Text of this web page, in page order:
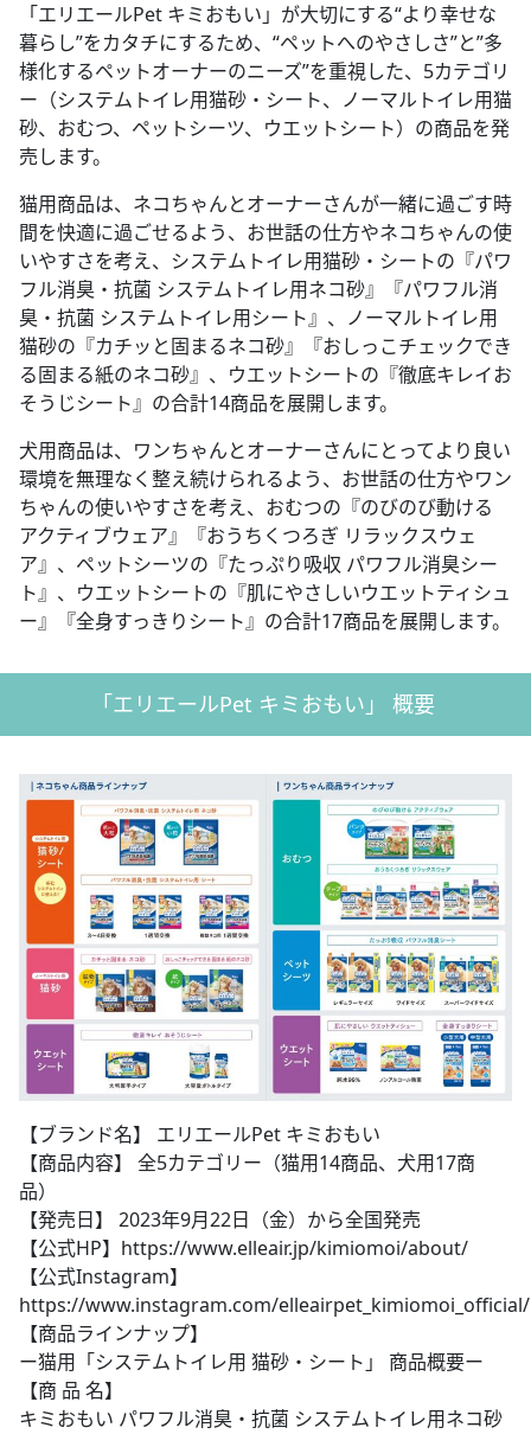
「エリエールPet キミおもい」が大切にする“より幸せな
暮らし”をカタチにするため、“ペットへのやさしさ”と”多
様化するペットオーナーのニーズ”を重視した、5カテゴリ
ー（システムトイレ用猫砂・シート、ノーマルトイレ用猫
砂、おむつ、ペットシーツ、ウエットシート）の商品を発
売します。
猫用商品は、ネコちゃんとオーナーさんが一緒に過ごす時
間を快適に過ごせるよう、お世話の仕方やネコちゃんの使
いやすさを考え、システムトイレ用猫砂・シートの『パワ
フル消臭・抗菌 システムトイレ用ネコ砂』『パワフル消
臭・抗菌 システムトイレ用シート』、ノーマルトイレ用
猫砂の『カチッと固まるネコ砂』『おしっこチェックでき
る固まる紙のネコ砂』、ウエットシートの『徹底キレイお
そうじシート』の合計14商品を展開します。
犬用商品は、ワンちゃんとオーナーさんにとってより良い
環境を無理なく整え続けられるよう、お世話の仕方やワン
ちゃんの使いやすさを考え、おむつの『のびのび動ける
アクティブウェア』『おうちくつろぎ リラックスウェ
ア』、ペットシーツの『たっぷり吸収 パワフル消臭シー
ト』、ウエットシートの『肌にやさしいウエットティシュ
ー』『全身すっきりシート』の合計17商品を展開します。
「エリエールPet キミおもい」 概要
【ブランド名】 エリエールPet キミおもい
【商品内容】 全5カテゴリー（猫用14商品、犬用17商
品）
【発売日】 2023年9月22日（金）から全国発売
【公式HP】https://www.elleair.jp/kimiomoi/about/
【公式Instagram】
https://www.instagram.com/elleairpet_kimiomoi_official/
【商品ラインナップ】
ー猫用「システムトイレ用 猫砂・シート」 商品概要ー
【商 品 名】
キミおもい パワフル消臭・抗菌 システムトイレ用ネコ砂